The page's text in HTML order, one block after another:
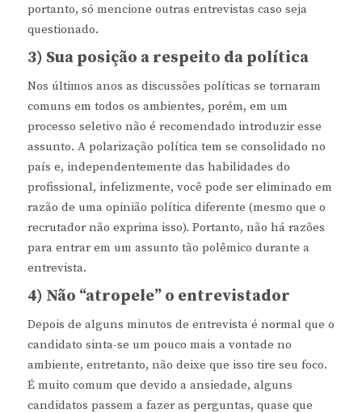
portanto, só mencione outras entrevistas caso seja
questionado.
3) Sua posição a respeito da política
Nos últimos anos as discussões políticas se tornaram
comuns em todos os ambientes, porém, em um
processo seletivo não é recomendado introduzir esse
assunto. A polarização política tem se consolidado no
país e, independentemente das habilidades do
profissional, infelizmente, você pode ser eliminado em
razão de uma opinião política diferente (mesmo que o
recrutador não exprima isso). Portanto, não há razões
para entrar em um assunto tão polêmico durante a
entrevista.
4) Não “atropele” o entrevistador
Depois de alguns minutos de entrevista é normal que o
candidato sinta-se um pouco mais a vontade no
ambiente, entretanto, não deixe que isso tire seu foco.
É muito comum que devido a ansiedade, alguns
candidatos passem a fazer as perguntas, quase que